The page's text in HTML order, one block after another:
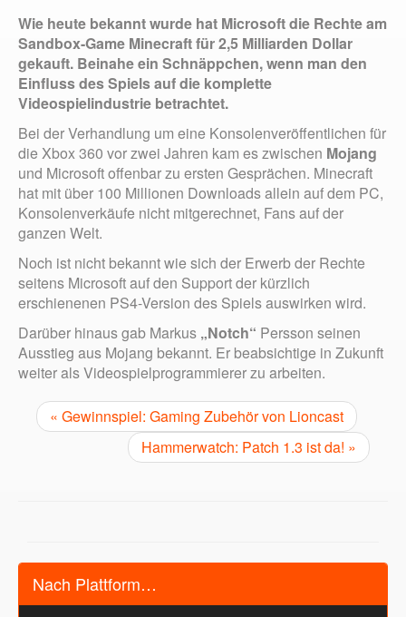
Wie heute bekannt wurde hat Microsoft die Rechte am
Sandbox-Game Minecraft für 2,5 Milliarden Dollar
gekauft. Beinahe ein Schnäppchen, wenn man den
Einfluss des Spiels auf die komplette
Videospielindustrie betrachtet.
Bei der Verhandlung um eine Konsolenveröffentlichen für
die Xbox 360 vor zwei Jahren kam es zwischen Mojang
und Microsoft offenbar zu ersten Gesprächen. Minecraft
hat mit über 100 Millionen Downloads allein auf dem PC,
Konsolenverkäufe nicht mitgerechnet, Fans auf der
ganzen Welt.
Noch ist nicht bekannt wie sich der Erwerb der Rechte
seitens Microsoft auf den Support der kürzlich
erschienenen PS4-Version des Spiels auswirken wird.
Darüber hinaus gab Markus „Notch“ Persson seinen
Ausstieg aus Mojang bekannt. Er beabsichtige in Zukunft
weiter als Videospielprogrammierer zu arbeiten.
« Gewinnspiel: Gaming Zubehör von Lioncast
Hammerwatch: Patch 1.3 ist da! »
Nach Plattform…